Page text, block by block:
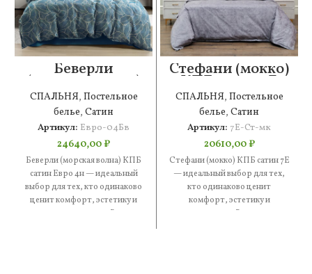
Беверли
(морская волна)
КПБ сатин Евро
4н
СПАЛЬНЯ, Постельное
белье, Сатин
Артикул: Евро-04Бв
24640,00₽
Беверли (морская волна) КПБ
сатин Евро 4н — идеальный
выбор для тех, кто одинаково
ценит комфорт, эстетику и
практичность. В
Стефани (мокко)
КПБ сатин 7Е
СПАЛЬНЯ, Постельное
белье, Сатин
Артикул: 7Е-Ст-мк
20610,00₽
Стефани (мокко) КПБ сатин 7Е
— идеальный выбор для тех,
кто одинаково ценит
комфорт, эстетику и
практичность. В составе —